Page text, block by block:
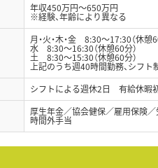
年収450万円～650万円
※経験、年齢により異なる
月・火・木・金 8:30～17:30（休憩
水 8:30～16:30（休憩60分）
土 8:30～15:30（休憩60分）
上記のうち週40時間勤務、シフト
シフトによる週休2日 有給休暇
厚生年金／協会健保／雇用保険
時間外手当